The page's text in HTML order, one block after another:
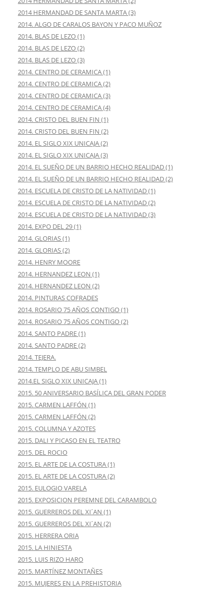
2014 HERMANDAD DE SANTA MARTA (3)
2014. ALGO DE CARALOS BAYON Y PACO MUÑOZ
2014. BLAS DE LEZO (1)
2014. BLAS DE LEZO (2)
2014. BLAS DE LEZO (3)
2014. CENTRO DE CERAMICA (1)
2014. CENTRO DE CERAMICA (2)
2014. CENTRO DE CERAMICA (3)
2014. CENTRO DE CERAMICA (4)
2014. CRISTO DEL BUEN FIN (1)
2014. CRISTO DEL BUEN FIN (2)
2014. EL SIGLO XIX UNICAJA (2)
2014. EL SIGLO XIX UNICAJA (3)
2014. EL SUEÑO DE UN BARRIO HECHO REALIDAD (1)
2014. EL SUEÑO DE UN BARRIO HECHO REALIDAD (2)
2014. ESCUELA DE CRISTO DE LA NATIVIDAD (1)
2014. ESCUELA DE CRISTO DE LA NATIVIDAD (2)
2014. ESCUELA DE CRISTO DE LA NATIVIDAD (3)
2014. EXPO DEL 29 (1)
2014. GLORIAS (1)
2014. GLORIAS (2)
2014. HENRY MOORE
2014. HERNANDEZ LEON (1)
2014. HERNANDEZ LEON (2)
2014. PINTURAS COFRADES
2014. ROSARIO 75 AÑOS CONTIGO (1)
2014. ROSARIO 75 AÑOS CONTIGO (2)
2014. SANTO PADRE (1)
2014. SANTO PADRE (2)
2014. TEJERA.
2014. TEMPLO DE ABU SIMBEL
2014.EL SIGLO XIX UNICAJA (1)
2015. 50 ANIVERSARIO BASÍLICA DEL GRAN PODER
2015. CARMEN LAFFÓN (1)
2015. CARMEN LAFFÓN (2)
2015. COLUMNA Y AZOTES
2015. DALI Y PICASO EN EL TEATRO
2015. DEL ROCIO
2015. EL ARTE DE LA COSTURA (1)
2015. EL ARTE DE LA COSTURA (2)
2015. EULOGIO VARELA
2015. EXPOSICION PEREMNE DEL CARAMBOLO
2015. GUERREROS DEL XI´AN (1)
2015. GUERREROS DEL XI´AN (2)
2015. HERRERA ORIA
2015. LA HINIESTA
2015. LUIS RIZO HARO
2015. MARTÍNEZ MONTAÑES
2015. MUJERES EN LA PREHISTORIA